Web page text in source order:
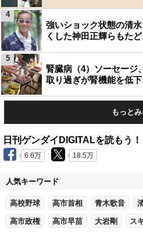
強いショック状態の清
くした神田正輝らもた
4
腎臓病（4）ソーセージ
取り過ぎが腎機能を低
5
もっとみ
日刊ゲンダイDIGITALを読もう！
6.6万 18.5万
人気キーワード
高校野球 高市首相 青木歌音
高市政権 高市早苗 大岩剛 ス